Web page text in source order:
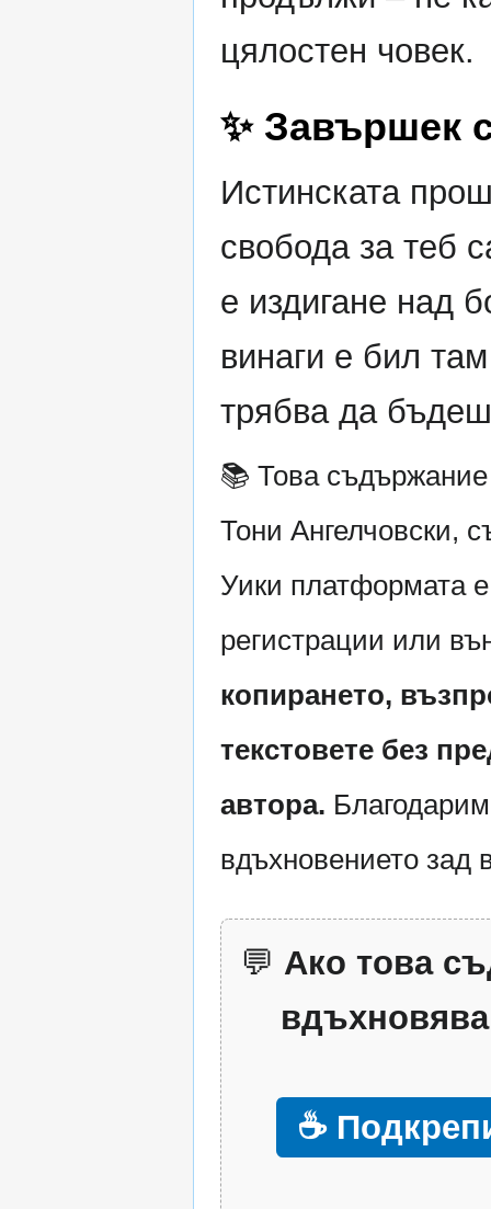
цялостен човек.
✨ Завършек
Истинската
свобода за теб
е издигане над
винаги е бил
трябва да
📚 Това
Тони Ангелчовски,
Уики платформата
регистрации или
копирането,
текстовете без
автора.
вдъхновението зад
💬 Ако това
☕